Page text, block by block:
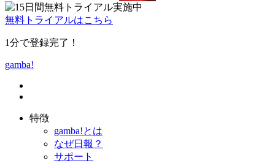
無料トライアルはこちら
1分で登録完了！
gamba!
特徴
gamba!とは
なぜ日報？
サポート